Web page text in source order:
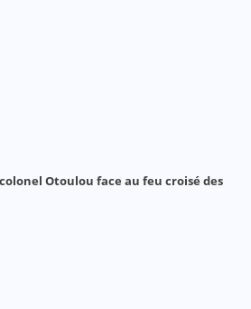
Otoulou face au feu croisé des